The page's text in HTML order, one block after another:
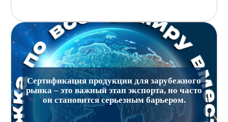
Сертификация продукции для зарубежного
рынка – это важный этап экспорта, но часто
он становится серьезным барьером.